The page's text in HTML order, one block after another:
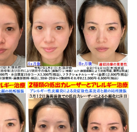
頬骨弓外縁間距離(横幅)は同じで
一致するように設定して処理し､画
行っています｡全て実際の画像で
高出力レーザー照射を開始しまし
働きを抑えアクネ菌の栄養となる中
ます｡その高出力レーザー照射単独
た｡循環を改善し､免疫力を高め殺